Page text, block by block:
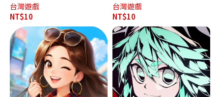
台灣遊戲
NT$10
台灣遊戲
NT$10